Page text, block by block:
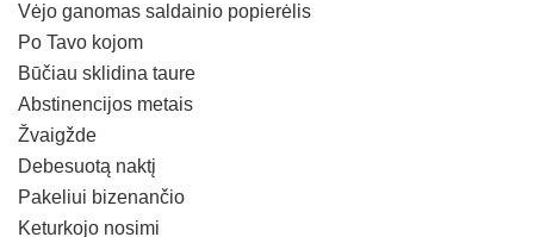
Vėjo ganomas saldainio popierėlis
Po Tavo kojom
Būčiau sklidina taure
Abstinencijos metais
Žvaigžde
Debesuotą naktį
Pakeliui bizenančio
Keturkojo nosimi